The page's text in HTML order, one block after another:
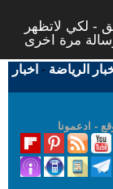
- لكي لاتظهر
الرياضة - اخبار
- ادعمونا